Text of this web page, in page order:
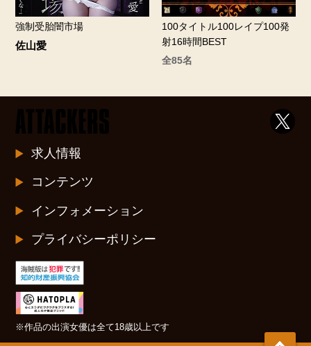
強制受胎闇市場
佐山愛
100タイトル100レイプ100発
射16時間BEST
全85名
求人情報
コンテンツ
インフォメーション
プライバシーポリシー
※作品の出演女優は全て18歳以上です